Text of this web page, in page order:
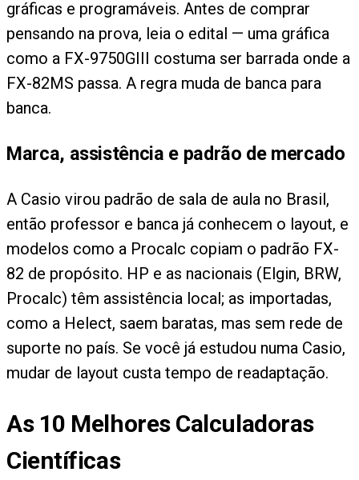
gráficas e programáveis. Antes de comprar
pensando na prova, leia o edital — uma gráfica
como a FX-9750GIII costuma ser barrada onde a
FX-82MS passa. A regra muda de banca para
banca.
Marca, assistência e padrão de mercado
A Casio virou padrão de sala de aula no Brasil,
então professor e banca já conhecem o layout, e
modelos como a Procalc copiam o padrão FX-
82 de propósito. HP e as nacionais (Elgin, BRW,
Procalc) têm assistência local; as importadas,
como a Helect, saem baratas, mas sem rede de
suporte no país. Se você já estudou numa Casio,
mudar de layout custa tempo de readaptação.
As 10 Melhores Calculadoras
Científicas